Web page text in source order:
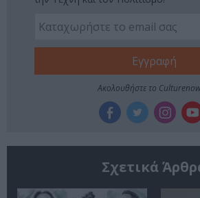
Ακολουθήστε το
Σχετικά